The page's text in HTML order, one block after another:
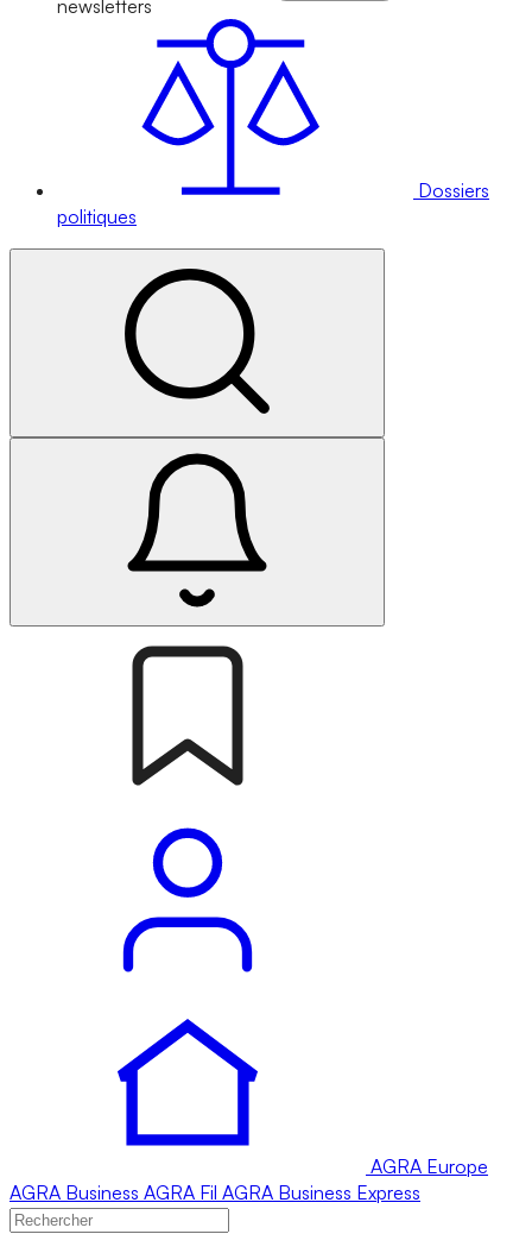
newsletters
Dossiers
politiques
AGRA Europe
AGRA Business AGRA Fil AGRA Business Express